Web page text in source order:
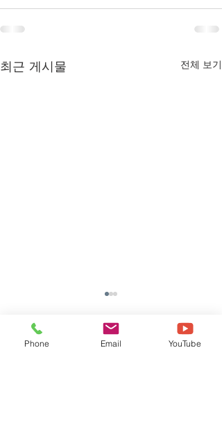
최근 게시물 전체 보기
댓글Phone Email YouTube